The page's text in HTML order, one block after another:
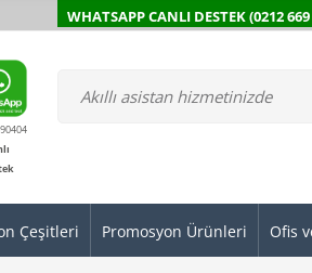
WHATSAPP CANLI DESTEK (0212
Çeşitleri Promosyon Ürünleri Ofis